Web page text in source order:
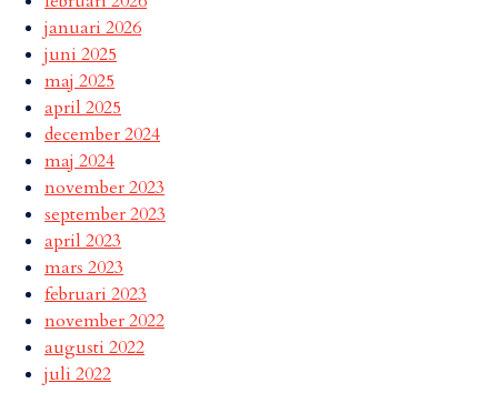
januari 2026
juni 2025
maj 2025
april 2025
december 2024
maj 2024
november 2023
september 2023
april 2023
mars 2023
februari 2023
november 2022
augusti 2022
juli 2022